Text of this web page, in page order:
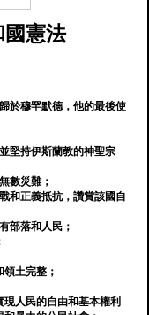
國憲法
於穆罕默德，他的最後使
堅持伊斯蘭教的神聖宗
數災難；
和正義抵抗，讚賞該國自
部落和人民；
土完整；
人民的自由和基本權利